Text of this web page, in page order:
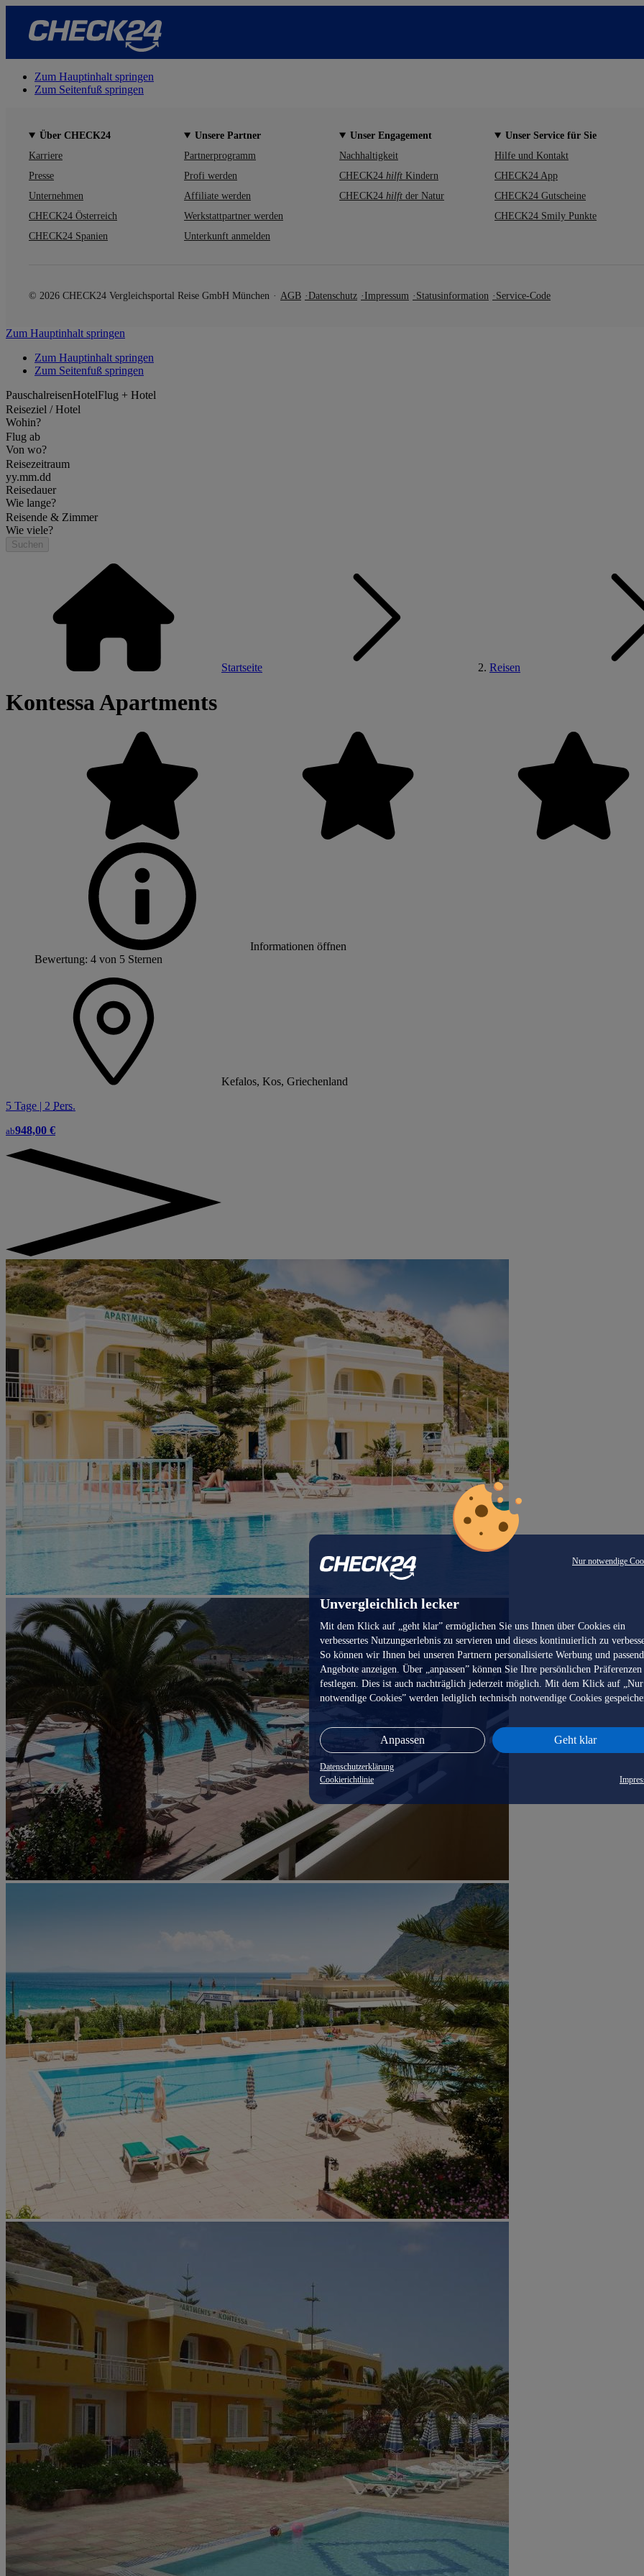
Nur notwendige
Unvergleichlich lecker
Mit dem Klick auf „geht klar” ermöglichen Sie uns Ihnen über Cookies ein
verbessertes Nutzungserlebnis zu servieren und dieses kontinuierlich zu
So können wir Ihnen bei unseren Partnern personalisierte Werbung und
Angebote anzeigen. Über „anpassen” können Sie Ihre persönlichen Präferenzen
festlegen. Dies ist auch nachträglich jederzeit möglich. Mit dem Klick auf „Nur
notwendige Cookies” werden lediglich technisch notwendige Cookies
Anpassen Geht klar
Datenschutzerklärung
Cookierichtlinie
Zum Hauptinhalt springen
Zum Seitenfuß springen
Über CHECK24
Karriere
Presse
Unternehmen
CHECK24 Österreich
CHECK24 Spanien
Unsere Partner
Partnerprogramm
Profi werden
Affiliate werden
Werkstattpartner werden
Unterkunft anmelden
Unser Engagement
Nachhaltigkeit
CHECK24 hilft Kindern
CHECK24 hilft der Natur
Unser Service für Sie
Hilfe und Kontakt
CHECK24 App
CHECK24 Gutscheine
CHECK24 Smily Punkte
© 2026 CHECK24 Vergleichsportal Reise GmbH München AGB Datenschutz Impressum Statusinformation Service-Code
Zum Hauptinhalt springen
Zum Hauptinhalt springen
Zum Seitenfuß springen
PauschalreisenHotelFlug + Hotel
Reiseziel / Hotel
Wohin?
Flug ab
Von wo?
Reisezeitraum
yy.mm.dd
Reisedauer
Wie lange?
Reisende & Zimmer
Wie viele?
Suchen
Startseite Reisen
Kontessa Apartments
Informationen öffnen
Bewertung: 4 von 5 Sternen
Kefalos, Kos, Griechenland
5 Tage | 2 Pers.
ab948,00 €